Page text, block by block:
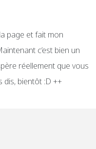
page et fait mon
c’est bien un
réellement que vous
dis, bientôt :D ++